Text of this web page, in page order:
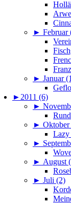
► Februar
► Januar
► 2011 (6)
►
► Oktober
Lazy
►
► August
► Juli (2)